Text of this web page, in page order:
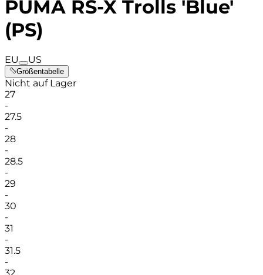
PUMA RS-X Trolls 'Blue'
(PS)
EU US
Größentabelle
Nicht auf Lager
27
-
27.5
-
28
-
28.5
-
29
-
30
-
31
-
31.5
-